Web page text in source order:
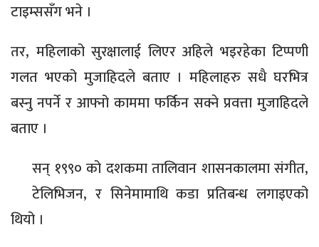
टाइम्ससँग भने ।
तर, महिलाको सुरक्षालाई लिएर अहिले भइरहेका टिप्पणी
गलत भएको मुजाहिदले बताए । महिलाहरु सधै घरभित्र
बस्नु नपर्ने र आफ्नो काममा फर्किन सक्ने प्रवत्ता मुजाहिदले
बताए ।
सन् १९९० को दशकमा तालिवान शासनकालमा संगीत,
टेलिभिजन, र सिनेमामाथि कडा प्रतिबन्ध लगाइएको
थियो ।